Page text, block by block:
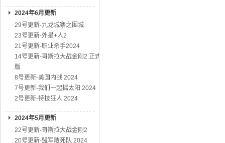
2024年6月更新
29号更新-九龙城寨之围城
23号更新-外星+人2
21号更新-职业杀手2024
14号更新-哥斯拉大战金刚2 正式
版
8号更新-美国内战 2024
7号更新-我们一起摇太阳 2024
2号更新-特技狂人 2024
2024年5月更新
22号更新-哥斯拉大战金刚2
20号更新-盟军敢死队 2024